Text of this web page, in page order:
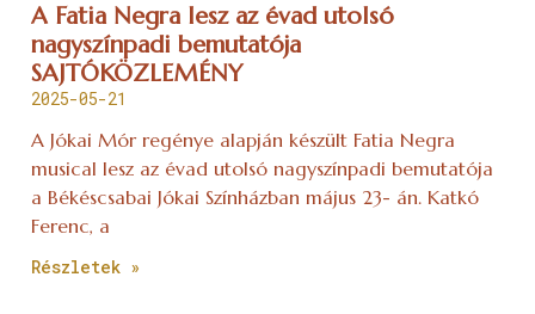
A Fatia Negra lesz az évad utolsó
nagyszínpadi bemutatója
SAJTÓKÖZLEMÉNY
2025-05-21
A Jókai Mór regénye alapján készült Fatia Negra
musical lesz az évad utolsó nagyszínpadi bemutatója
a Békéscsabai Jókai Színházban május 23- án. Katkó
Ferenc, a
Részletek »